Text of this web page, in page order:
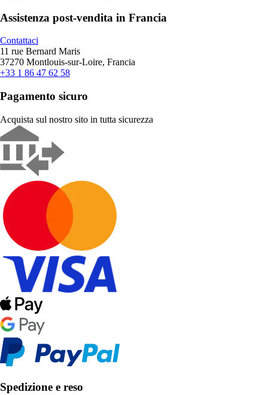
Assistenza post-vendita in Francia
Contattaci
11 rue Bernard Maris
37270 Montlouis-sur-Loire, Francia
+33 1 86 47 62 58
Pagamento sicuro
Acquista sul nostro sito in tutta sicurezza
Spedizione e reso